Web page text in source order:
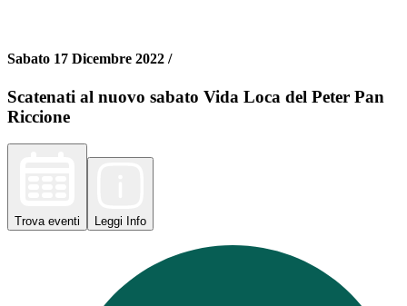
Sabato 17 Dicembre 2022 /
Scatenati al nuovo sabato Vida Loca del Peter Pan
Riccione
Trova eventi Leggi Info